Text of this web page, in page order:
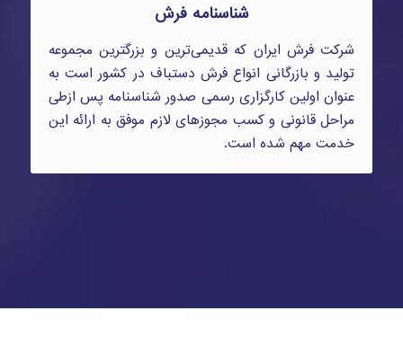
شناسنامه فرش
شرکت فرش ایران که قدیمی‌ترین و بزرگترین مجموعه
تولید و بازرگانی انواع فرش دستباف در کشور است به
عنوان اولین کارگزاری رسمی صدور شناسنامه پس ازطی
مراحل قانونی و کسب مجوزهای لازم موفق به ارائه این
خدمت مهم شده است.